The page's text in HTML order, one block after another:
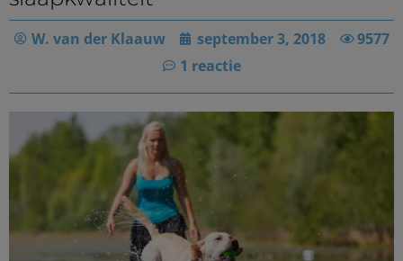
W. van der Klaauw september 3, 2018
9577
1 reactie